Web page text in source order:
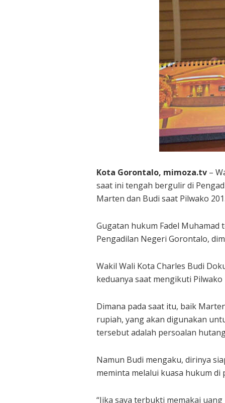
Kota Gorontalo, mimoza.tv –
saat ini tengah bergulir di
Marten dan Budi saat Pilwako
Gugatan hukum Fadel
Pengadilan Negeri Gorontalo,
Wakil Wali Kota Charles Budi
keduanya saat mengikuti Pilwako
Dimana pada saat itu, baik
rupiah, yang akan digunakan
tersebut adalah persoalan
Namun Budi mengaku, dirinya
meminta melalui kuasa hukum
“Jika saya terbukti memakai